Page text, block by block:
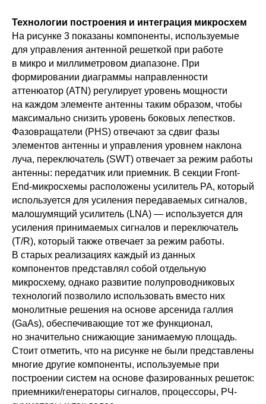
Технологии построения и интеграция микросхем
На рисунке 3 показаны компоненты, используемые
для управления антенной решеткой при работе
в микро и миллиметровом диапазоне. При
формировании диаграммы направленности
аттенюатор (ATN) регулирует уровень мощности
на каждом элементе антенны таким образом, чтобы
максимально снизить уровень боковых лепестков.
Фазовращатели (PHS) отвечают за сдвиг фазы
элементов антенны и управления уровнем наклона
луча, переключатель (SWT) отвечает за режим работы
антенны: передатчик или приемник. В секции Front-
End-микросхемы расположены усилитель PA, который
используется для усиления передаваемых сигналов,
малошумящий усилитель (LNA) — используется для
усиления принимаемых сигналов и переключатель
(T/R), который также отвечает за режим работы.
В старых реализациях каждый из данных
компонентов представлял собой отдельную
микросхему, однако развитие полупроводниковых
технологий позволило использовать вместо них
монолитные решения на основе арсенида галлия
(GaAs), обеспечивающие тот же функционал,
но значительно снижающие занимаемую площадь.
Стоит отметить, что на рисунке не были представлены
многие другие компоненты, используемые при
построении систем на основе фазированных решеток:
приемники/генераторы сигналов, процессоры, РЧ-